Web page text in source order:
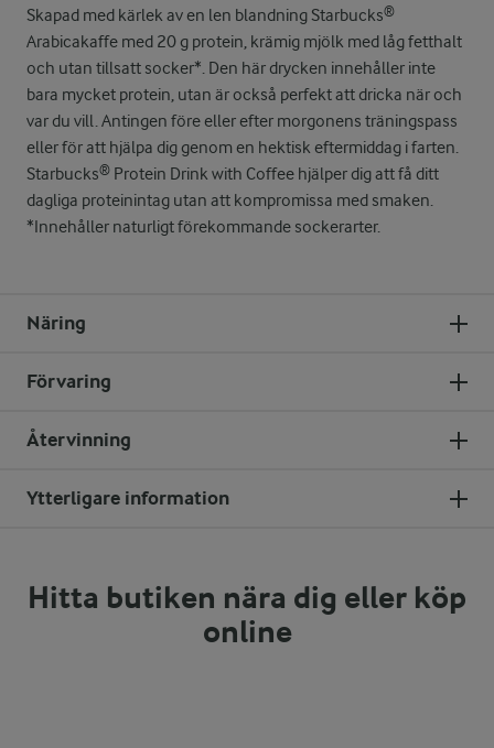
Skapad med kärlek av en len blandning Starbucks®
Arabicakaffe med 20 g protein, krämig mjölk med låg fetthalt
och utan tillsatt socker*. Den här drycken innehåller inte
bara mycket protein, utan är också perfekt att dricka när och
var du vill. Antingen före eller efter morgonens träningspass
eller för att hjälpa dig genom en hektisk eftermiddag i farten.
Starbucks® Protein Drink with Coffee hjälper dig att få ditt
dagliga proteinintag utan att kompromissa med smaken.
*Innehåller naturligt förekommande sockerarter.
Näring
Förvaring
Återvinning
Ytterligare information
Hitta butiken nära dig eller köp
online